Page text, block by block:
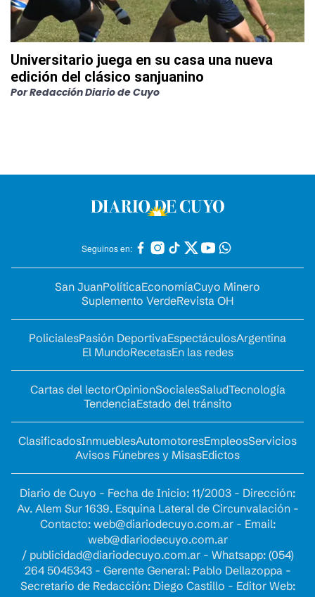
Universitario juega en su casa una nueva
edición del clásico sanjuanino
PorRedacción Diario de Cuyo
Seguinos en:
San JuanPolíticaEconomíaCuyo Minero
Suplemento VerdeRevista OH
PolicialesPasión DeportivaEspectáculosArgentina
El MundoRecetasEn las redes
Cartas del lectorOpinionSocialesSaludTecnología
TendenciaEstado del tránsito
ClasificadosInmueblesAutomotoresEmpleosServicios
Avisos Fúnebres y MisasEdictos
Diario de Cuyo - Fecha de Inicio: 11/2003 - Dirección:
Av. Alem Sur 1639. Esquina Lateral de Circunvalación -
Contacto: web@diariodecuyo.com.ar- Email:
web@diariodecuyo.com.ar
/ publicidad@diariodecuyo.com.ar- Whatsapp: (054)
264 5045343 - Gerente General: Pablo Dellazoppa -
Secretario de Redacción: Diego Castillo - Editor Web: